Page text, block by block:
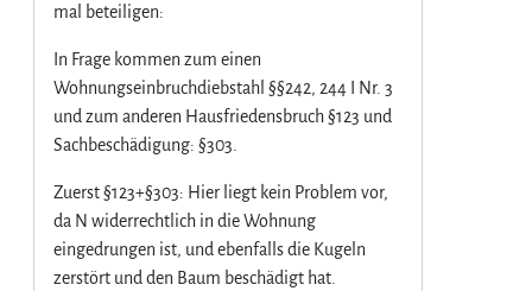
mal beteiligen:
In Frage kommen zum einen
Wohnungseinbruchdiebstahl §§242, 244 I Nr. 3
und zum anderen Hausfriedensbruch §123 und
Sachbeschädigung: §303.
Zuerst §123+§303: Hier liegt kein Problem vor,
da N widerrechtlich in die Wohnung
eingedrungen ist, und ebenfalls die Kugeln
zerstört und den Baum beschädigt hat.